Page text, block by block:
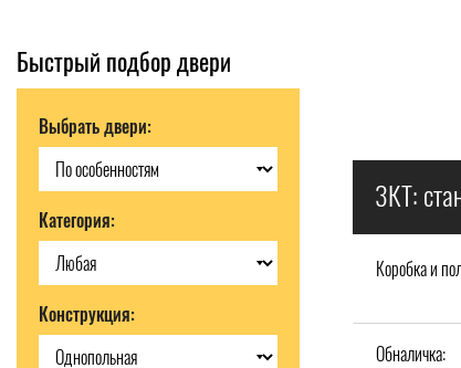
Быстрый подбор двери
Выбрать двери:
Категория:
Конструкция:
3КТ:
Коробка и
Обналичка: